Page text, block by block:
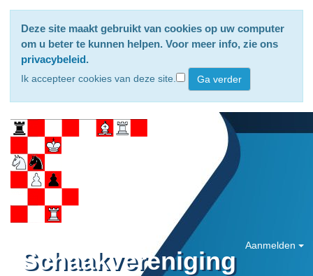
Deze site maakt gebruikt van cookies op uw computer
om u beter te kunnen helpen. Voor meer info, zie ons
privacybeleid.
Ik accepteer cookies van deze site.
Schaakvereniging
Aanmelden